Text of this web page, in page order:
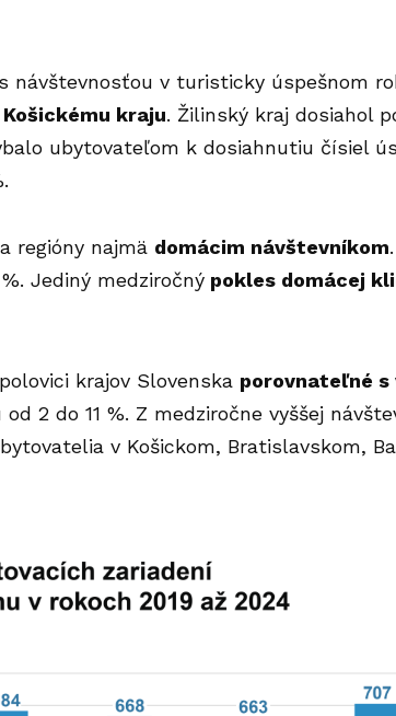
návštevnosťou v turisticky úspešnom
Košickému kraju. Žilinský kraj dosiahol
ubytovateľom k dosiahnutiu čísiel
regióny najmä domácim návštevníkom
Jediný medziročný pokles domácej
krajov Slovenska porovnateľné s
2 do 11 %. Z medziročne vyššej
v Košickom, Bratislavskom,